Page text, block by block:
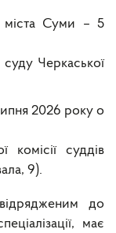
міста Суми – 5
Черкаської
2026 року о
комісії суддів
9).
до
має